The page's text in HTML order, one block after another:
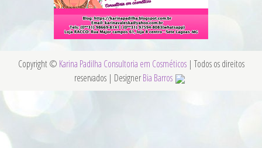
Copyright © Karina Padilha Consultoria em Cosméticos | Todos os direitos
reservados | DesignerBia Barros